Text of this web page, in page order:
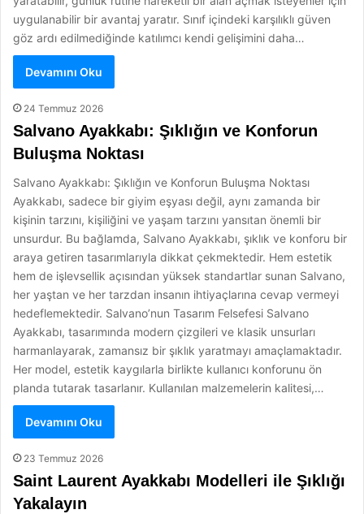
uygulanabilir bir avantaj yaratır. Sınıf içindeki karşılıklı güven
göz ardı edilmediğinde katılımcı kendi gelişimini daha…
Devamını Oku
24 Temmuz 2026
Salvano Ayakkabı: Şıklığın ve Konforun
Buluşma Noktası
Salvano Ayakkabı: Şıklığın ve Konforun Buluşma Noktası
Ayakkabı, sadece bir giyim eşyası değil, aynı zamanda bir
kişinin tarzını, kişiliğini ve yaşam tarzını yansıtan önemli bir
unsurdur. Bu bağlamda, Salvano Ayakkabı, şıklık ve konforu bir
araya getiren tasarımlarıyla dikkat çekmektedir. Hem estetik
hem de işlevsellik açısından yüksek standartlar sunan Salvano,
her yaştan ve her tarzdan insanın ihtiyaçlarına cevap vermeyi
hedeflemektedir. Salvano’nun Tasarım Felsefesi Salvano
Ayakkabı, tasarımında modern çizgileri ve klasik unsurları
harmanlayarak, zamansız bir şıklık yaratmayı amaçlamaktadır.
Her model, estetik kaygılarla birlikte kullanıcı konforunu ön
planda tutarak tasarlanır. Kullanılan malzemelerin kalitesi,…
Devamını Oku
23 Temmuz 2026
Saint Laurent Ayakkabı Modelleri ile Şıklığı
Yakalayın